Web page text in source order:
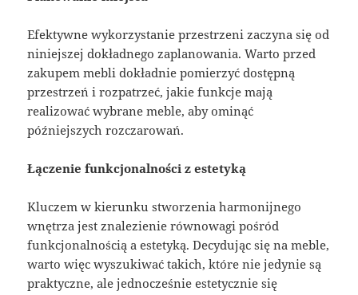
Efektywne wykorzystanie przestrzeni zaczyna się od
niniejszej dokładnego zaplanowania. Warto przed
zakupem mebli dokładnie pomierzyć dostępną
przestrzeń i rozpatrzeć, jakie funkcje mają
realizować wybrane meble, aby ominąć
późniejszych rozczarowań.
Łączenie funkcjonalności z estetyką
Kluczem w kierunku stworzenia harmonijnego
wnętrza jest znalezienie równowagi pośród
funkcjonalnością a estetyką. Decydując się na meble,
warto więc wyszukiwać takich, które nie jedynie są
praktyczne, ale jednocześnie estetycznie się